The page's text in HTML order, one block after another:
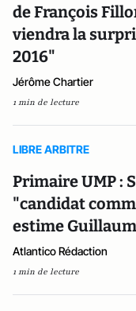
de François
viendra la
2016"
Jérôme Chartier
1 min de lecture
LIBRE ARBITRE
Primaire UMP :
"candidat
estime
Atlantico Rédaction
1 min de lecture